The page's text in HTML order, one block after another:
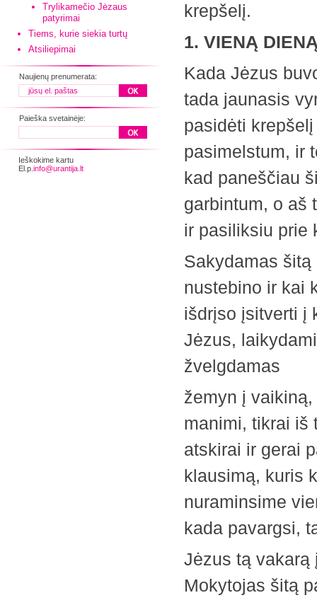
Trylikamečio Jėzaus
patyrimai
Tiems, kurie siekia turtų
Atsiliepimai
Naujienų prenumerata:
Paieška svetainėje:
Ieškokime kartu
El.p. info@urantija.lt
krepšelį.
1. VIENĄ
Kada Jėzus
tada jaunasis
pasidėti
pasimelstum, ir
kad paneščiau
garbintum, o aš
ir pasiliksiu prie
Sakydamas
nustebino ir kai
išdrįso įsitverti į
Jėzus,
žvelgdamas
žemyn į
manimi, tikrai iš
atskirai ir gerai
klausimą, kuris
nuraminsime
kada pavargsi,
Jėzus tą vakarą
Mokytojas šitą